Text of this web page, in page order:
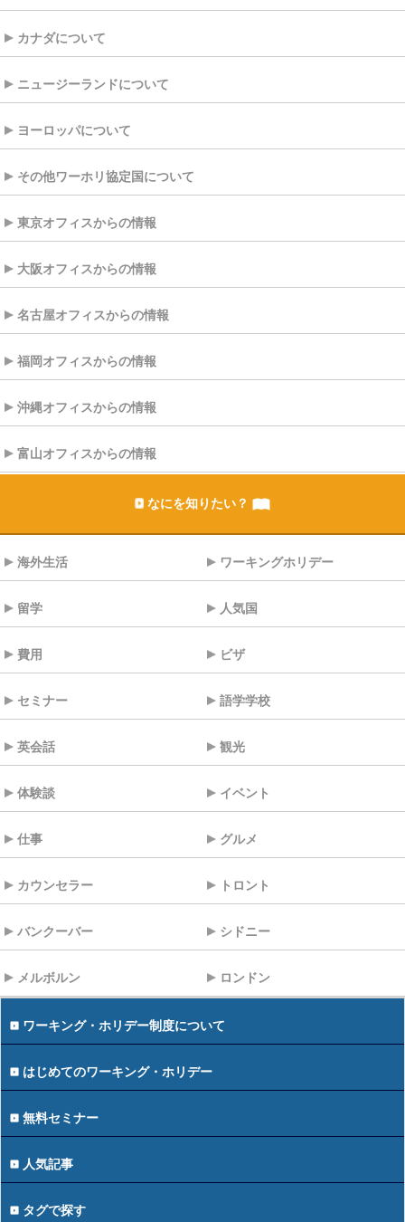
カナダについて
ニュージーランドについて
ヨーロッパについて
その他ワーホリ協定国について
東京オフィスからの情報
大阪オフィスからの情報
名古屋オフィスからの情報
福岡オフィスからの情報
沖縄オフィスからの情報
富山オフィスからの情報
なにを知りたい？
海外生活 ワーキングホリデー
留学 人気国
費用 ビザ
セミナー 語学学校
英会話 観光
体験談 イベント
仕事 グルメ
カウンセラー トロント
バンクーバー シドニー
メルボルン ロンドン
ワーキング・ホリデー制度について
はじめてのワーキング・ホリデー
無料セミナー
人気記事
タグで探す